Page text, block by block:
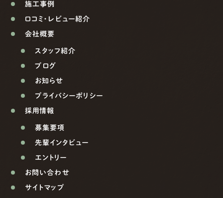
施工事例
口コミ・レビュー紹介
会社概要
スタッフ紹介
ブログ
お知らせ
プライバシーポリシー
採用情報
募集要項
先輩インタビュー
エントリー
お問い合わせ
サイトマップ